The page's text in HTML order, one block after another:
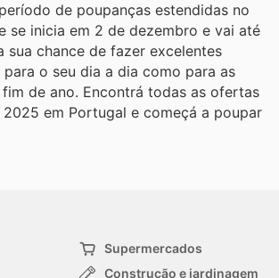
de poupanças estendidas no
se inicia em 2 de dezembro e vai até
sua chance de fazer excelentes
o seu dia a dia como para as
de ano. Encontrá todas as ofertas
em Portugal e começá a poupar
Supermercados
Construção e jardinagem